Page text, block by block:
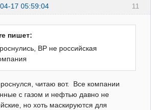
11
17 05:59:04
пишет:
BP не российская
читаю вот. Все компании
с газом и нефтью давно не
но хоть маскируются для